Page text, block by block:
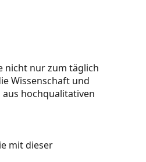
nicht nur zum täglich
Wissenschaft und
hochqualitativen
mit dieser